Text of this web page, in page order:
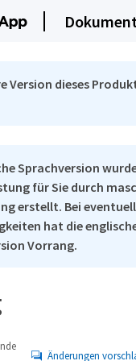
Version dieses
Sprachversion
für Sie durch
erstellt. Bei
hat die
Vorrang.
Änderungen